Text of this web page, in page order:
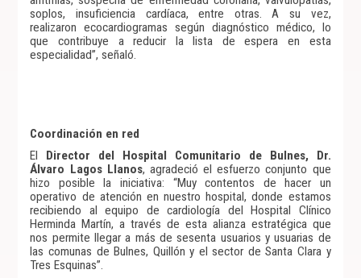
soplos, insuficiencia cardíaca, entre otras. A su vez,
realizaron ecocardiogramas según diagnóstico médico, lo
que contribuye a reducir la lista de espera en esta
especialidad”, señaló.
Coordinación en red
El Director del Hospital Comunitario de Bulnes, Dr.
Álvaro Lagos Llanos, agradeció el esfuerzo conjunto que
hizo posible la iniciativa: “Muy contentos de hacer un
operativo de atención en nuestro hospital, donde estamos
recibiendo al equipo de cardiología del Hospital Clínico
Herminda Martín, a través de esta alianza estratégica que
nos permite llegar a más de sesenta usuarios y usuarias de
las comunas de Bulnes, Quillón y el sector de Santa Clara y
Tres Esquinas”.